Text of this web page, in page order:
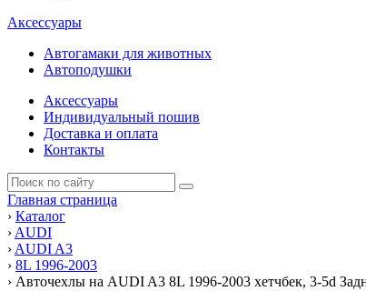
Аксессуары
Автогамаки для животных
Автоподушки
Аксессуары
Индивидуальный пошив
Доставка и оплата
Контакты
Главная страница
› Каталог
› AUDI
› AUDI A3
› 8L 1996-2003
› Авточехлы на AUDI A3 8L 1996-2003 хетчбек, 3-5d